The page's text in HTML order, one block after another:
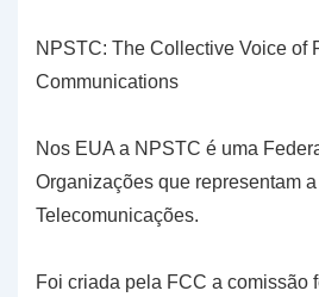
NPSTC: The Collective Voice of
Communications
Nos EUA a NPSTC é uma
Organizações que representam
Telecomunicações.
Foi criada pela FCC a comissão